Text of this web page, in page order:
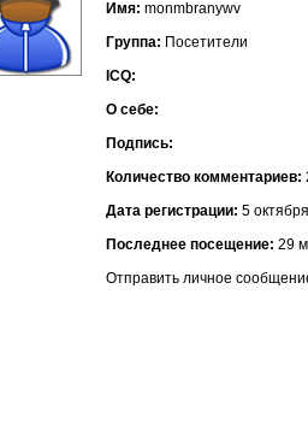
Имя: monmbranywv
Группа: Посетители
ICQ:
О себе:
Подпись:
Количество комментариев:
Дата регистрации: 5
Последнее посещение: 29
Отправить личное